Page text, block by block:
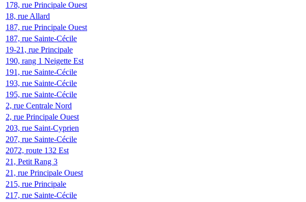
178, rue Principale Ouest
18, rue Allard
187, rue Principale Ouest
187, rue Sainte-Cécile
19-21, rue Principale
190, rang 1 Neigette Est
191, rue Sainte-Cécile
193, rue Sainte-Cécile
195, rue Sainte-Cécile
2, rue Centrale Nord
2, rue Principale Ouest
203, rue Saint-Cyprien
207, rue Sainte-Cécile
2072, route 132 Est
21, Petit Rang 3
21, rue Principale Ouest
215, rue Principale
217, rue Sainte-Cécile